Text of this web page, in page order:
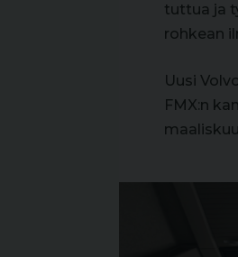
tuttua ja
rohkean
Uusi
FMX:n